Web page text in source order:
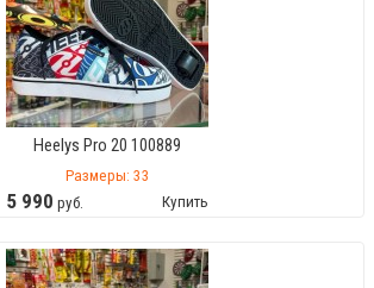
Heelys Pro 20 100889
Размеры: 33
5 990 руб. Купить